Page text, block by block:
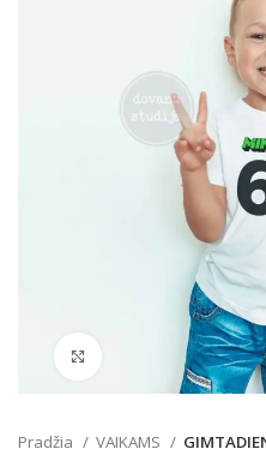
Pradžia VAIKAMS